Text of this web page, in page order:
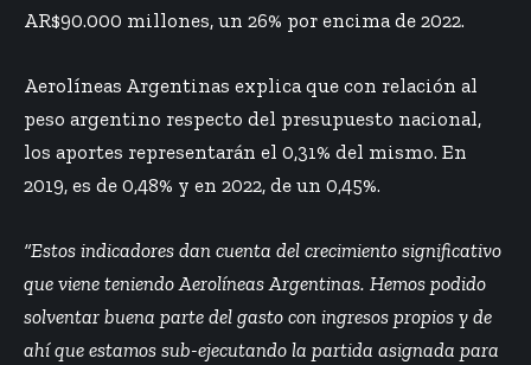
AR$90.000 millones, un 26% por encima de 2022.
Aerolíneas Argentinas explica que con relación al
peso argentino respecto del presupuesto nacional,
los aportes representarán el 0,31% del mismo. En
2019, es de 0,48% y en 2022, de un 0,45%.
“Estos indicadores dan cuenta del crecimiento significativo
que viene teniendo Aerolíneas Argentinas. Hemos podido
solventar buena parte del gasto con ingresos propios y de
ahí que estamos sub-ejecutando la partida asignada para